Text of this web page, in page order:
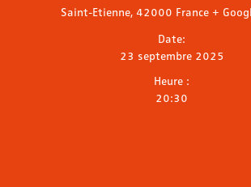
Saint-Etienne, 42000 France +
Date:
23 septembre 2025
Heure :
20:30